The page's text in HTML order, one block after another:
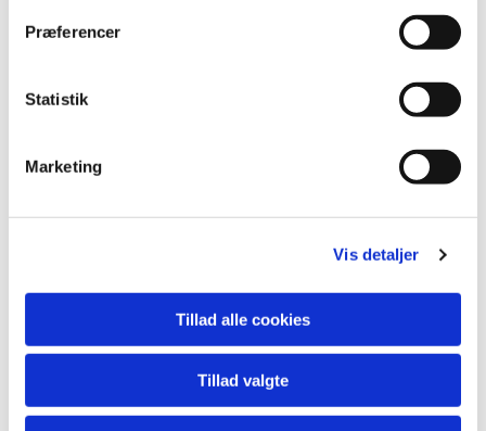
Præferencer
Statistik
Marketing
Vis detaljer
Tillad alle cookies
Tillad valgte
velkommen til at kontakte Amalie på 24